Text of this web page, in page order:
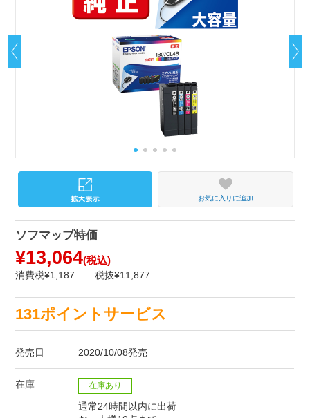
お気に入りに追加
ソフマップ特価
¥13,064(税込)
消費税¥1,187 税抜¥11,877
131ポイントサービス
発売日 2020/10/08発売
在庫 在庫あり
通常24時間以内に出荷